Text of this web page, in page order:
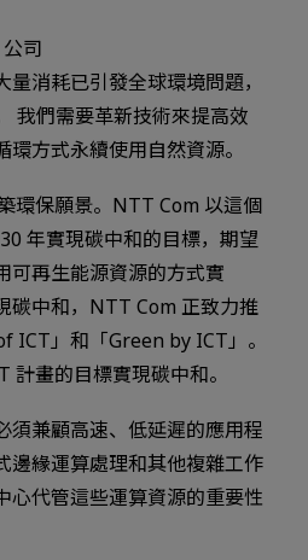
司
消耗已引發全球環境問題，
我們需要革新技術來提高效
方式永續使用自然資源。
環保願景。NTT Com 以這個
年實現碳中和的目標，期望
可再生能源資源的方式實
碳中和，NTT Com 正致力推
ICT」和「Green by ICT」。
計畫的目標實現碳中和。
須兼顧高速、低延遲的應用程
邊緣運算處理和其他複雜工作
心代管這些運算資源的重要性